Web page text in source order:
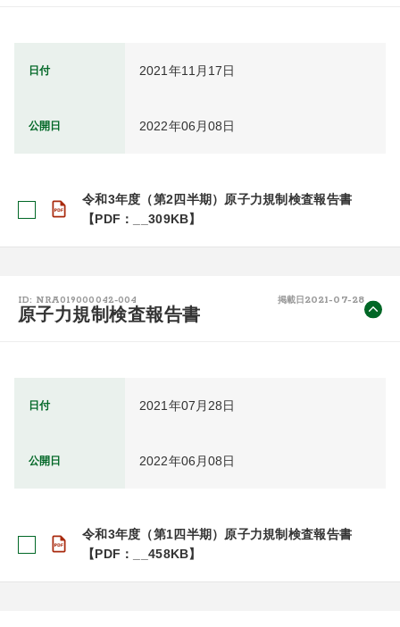
日付 2021年11月17日
公開日 2022年06月08日
令和3年度（第2四半期）原子力規制検査報告書
【PDF：__309KB】
ID: NRA019000042-004 掲載日 2021-07-28
原子力規制検査報告書
日付 2021年07月28日
公開日 2022年06月08日
令和3年度（第1四半期）原子力規制検査報告書
【PDF：__458KB】